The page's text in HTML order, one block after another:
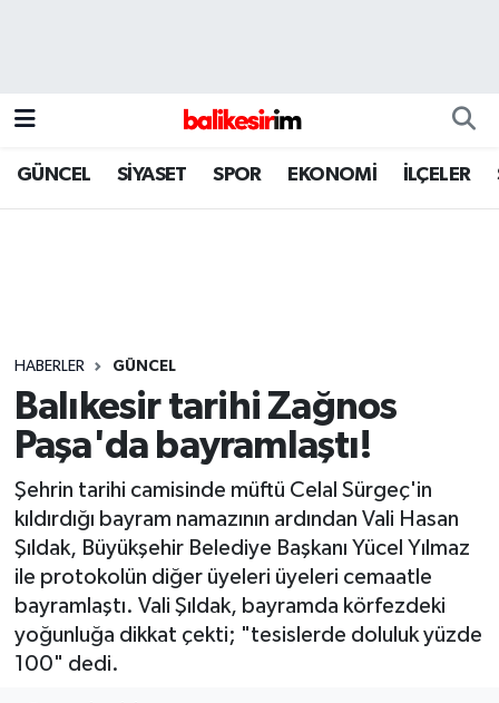
GÜNCEL SİYASET SPOR EKONOMİ İLÇELER
HABERLER GÜNCEL
Balıkesir tarihi Zağnos
Paşa'da bayramlaştı!
Şehrin tarihi camisinde müftü Celal Sürgeç'in
kıldırdığı bayram namazının ardından Vali Hasan
Şıldak, Büyükşehir Belediye Başkanı Yücel Yılmaz
ile protokolün diğer üyeleri üyeleri cemaatle
bayramlaştı. Vali Şıldak, bayramda körfezdeki
yoğunluğa dikkat çekti; "tesislerde doluluk yüzde
100" dedi.